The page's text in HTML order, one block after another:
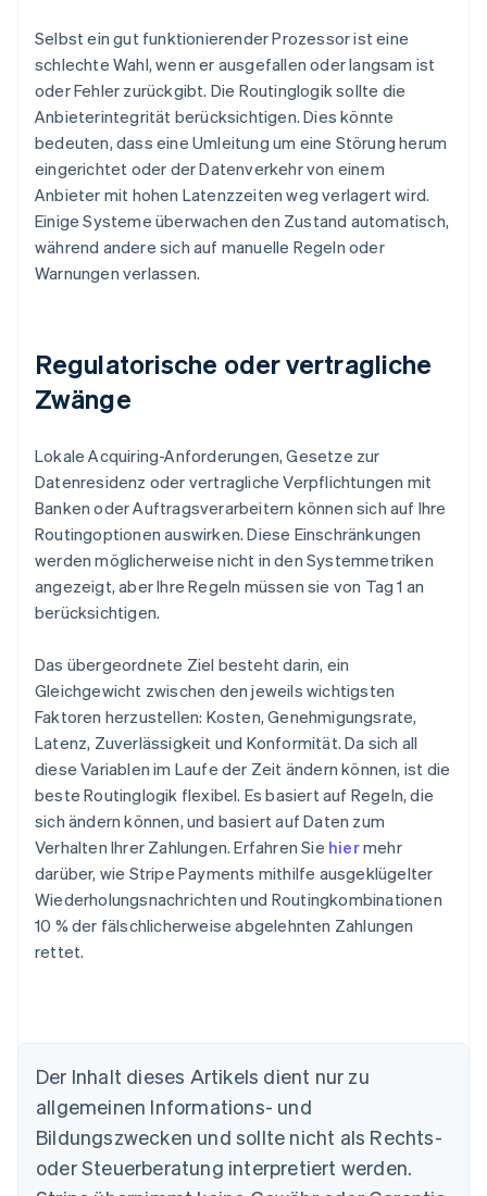
Selbst ein gut funktionierender Prozessor ist eine
schlechte Wahl, wenn er ausgefallen oder langsam ist
oder Fehler zurückgibt. Die Routinglogik sollte die
Anbieterintegrität berücksichtigen. Dies könnte
bedeuten, dass eine Umleitung um eine Störung herum
eingerichtet oder der Datenverkehr von einem
Anbieter mit hohen Latenzzeiten weg verlagert wird.
Einige Systeme überwachen den Zustand automatisch,
während andere sich auf manuelle Regeln oder
Warnungen verlassen.
Regulatorische oder vertragliche
Zwänge
Lokale Acquiring-Anforderungen, Gesetze zur
Datenresidenz oder vertragliche Verpflichtungen mit
Banken oder Auftragsverarbeitern können sich auf Ihre
Routingoptionen auswirken. Diese Einschränkungen
werden möglicherweise nicht in den Systemmetriken
angezeigt, aber Ihre Regeln müssen sie von Tag 1 an
berücksichtigen.
Das übergeordnete Ziel besteht darin, ein
Gleichgewicht zwischen den jeweils wichtigsten
Faktoren herzustellen: Kosten, Genehmigungsrate,
Latenz, Zuverlässigkeit und Konformität. Da sich all
diese Variablen im Laufe der Zeit ändern können, ist die
beste Routinglogik flexibel. Es basiert auf Regeln, die
sich ändern können, und basiert auf Daten zum
Verhalten Ihrer Zahlungen. Erfahren Sie hiermehr
darüber, wie Stripe Payments mithilfe ausgeklügelter
Wiederholungsnachrichten und Routingkombinationen
10 % der fälschlicherweise abgelehnten Zahlungen
rettet.
Der Inhalt dieses Artikels dient nur zu
allgemeinen Informations- und
Bildungszwecken und sollte nicht als Rechts-
oder Steuerberatung interpretiert werden.
Australien
English
Belgien
Brasilien